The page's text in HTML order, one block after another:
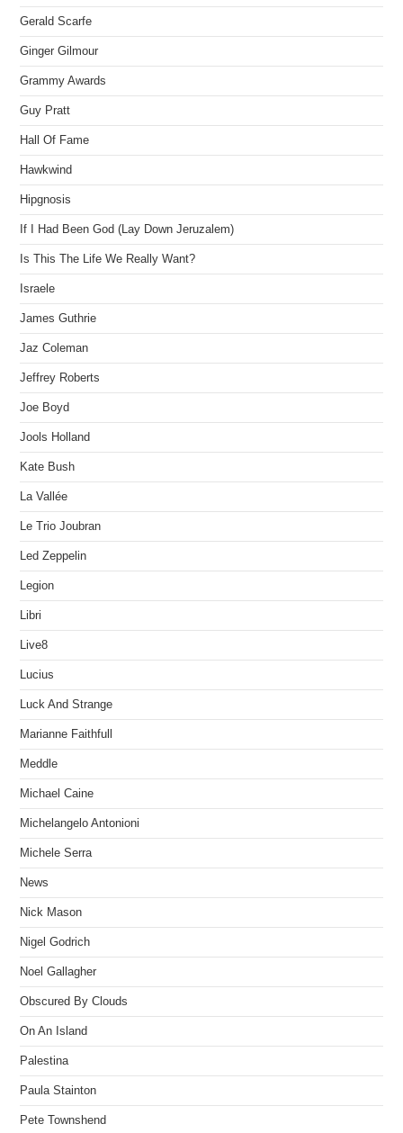
Gerald Scarfe
Ginger Gilmour
Grammy Awards
Guy Pratt
Hall Of Fame
Hawkwind
Hipgnosis
If I Had Been God (Lay Down Jeruzalem)
Is This The Life We Really Want?
Israele
James Guthrie
Jaz Coleman
Jeffrey Roberts
Joe Boyd
Jools Holland
Kate Bush
La Vallée
Le Trio Joubran
Led Zeppelin
Legion
Libri
Live8
Lucius
Luck And Strange
Marianne Faithfull
Meddle
Michael Caine
Michelangelo Antonioni
Michele Serra
News
Nick Mason
Nigel Godrich
Noel Gallagher
Obscured By Clouds
On An Island
Palestina
Paula Stainton
Pete Townshend